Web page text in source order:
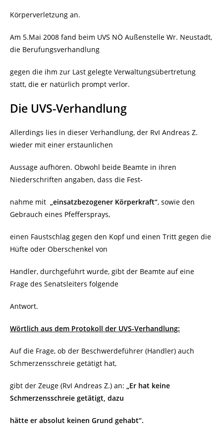
Körperverletzung an.
Am 5.Mai 2008 fand beim UVS NÖ Außenstelle Wr. Neustadt,
die Berufungsverhandlung
gegen die ihm zur Last gelegte Verwaltungsübertretung
statt, die er natürlich prompt verlor.
Die UVS-Verhandlung
Allerdings lies in dieser Verhandlung, der RvI Andreas Z.
wieder mit einer erstaunlichen
Aussage aufhören. Obwohl beide Beamte in ihren
Niederschriften angaben, dass die Fest-
nahme mit „einsatzbezogener Körperkraft“, sowie den
Gebrauch eines Pfeffersprays,
einen Faustschlag gegen den Kopf und einen Tritt gegen die
Hüfte oder Oberschenkel von
Handler, durchgeführt wurde, gibt der Beamte auf eine
Frage des Senatsleiters folgende
Antwort.
Wörtlich aus dem Protokoll der UVS-Verhandlung:
Auf die Frage, ob der Beschwerdeführer (Handler) auch
Schmerzensschreie getätigt hat,
gibt der Zeuge (RvI Andreas Z.) an: „Er hat keine
Schmerzensschreie getätigt, dazu
hätte er absolut keinen Grund gehabt“.